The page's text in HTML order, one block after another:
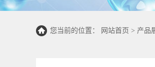
您当前的位置： 网站首页 > 产品